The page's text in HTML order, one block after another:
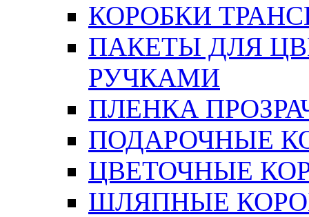
КОРОБКИ
ПАКЕТЫ ДЛЯ
РУЧКАМИ
ПЛЕНКА
ПОДАРОЧНЫЕ
ЦВЕТОЧНЫЕ
ШЛЯПНЫЕ